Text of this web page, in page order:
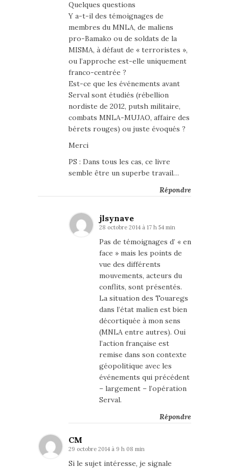
Quelques questions
Y a-t-il des témoignages de
membres du MNLA, de maliens
pro-Bamako ou de soldats de la
MISMA, à défaut de « terroristes »,
ou l’approche est-elle uniquement
franco-centrée ?
Est-ce que les événements avant
Serval sont étudiés (rébellion
nordiste de 2012, putsh militaire,
combats MNLA-MUJAO, affaire des
bérets rouges) ou juste évoqués ?
Merci
PS : Dans tous les cas, ce livre
semble être un superbe travail…
Répondre
jlsynave
28 octobre 2014 à 17 h 54 min
Pas de témoignages d’ « en
face » mais les points de
vue des différents
mouvements, acteurs du
conflits, sont présentés.
La situation des Touaregs
dans l’état malien est bien
décortiquée à mon sens
(MNLA entre autres). Oui
l’action française est
remise dans son contexte
géopolitique avec les
événements qui précédent
– largement – l’opération
Serval.
Répondre
CM
29 octobre 2014 à 9 h 08 min
Si le sujet intéresse, je signale